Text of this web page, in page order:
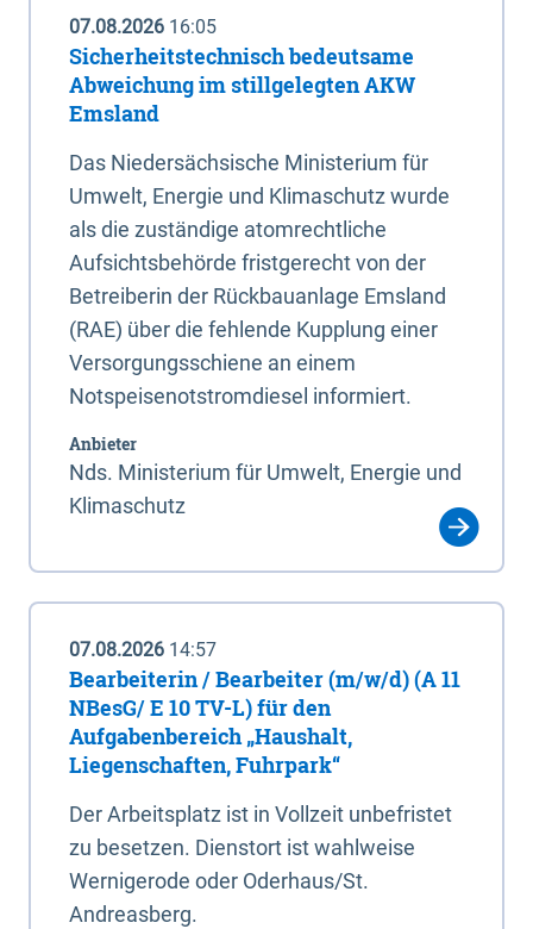
07.08.2026 16:05
Sicherheitstechnisch bedeutsame
Abweichung im stillgelegten AKW
Emsland
Das Niedersächsische Ministerium für
Umwelt, Energie und Klimaschutz wurde
als die zuständige atomrechtliche
Aufsichtsbehörde fristgerecht von der
Betreiberin der Rückbauanlage Emsland
(RAE) über die fehlende Kupplung einer
Versorgungsschiene an einem
Notspeisenotstromdiesel informiert.
Anbieter
Nds. Ministerium für Umwelt, Energie und
Klimaschutz
07.08.2026 14:57
Bearbeiterin / Bearbeiter (m/w/d) (A 11
NBesG/ E 10 TV-L) für den
Aufgabenbereich „Haushalt,
Liegenschaften, Fuhrpark“
Der Arbeitsplatz ist in Vollzeit unbefristet
zu besetzen. Dienstort ist wahlweise
Wernigerode oder Oderhaus/St.
Andreasberg.